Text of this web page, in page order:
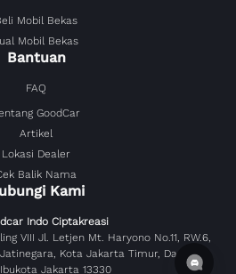
Mobil Bekas
Mobil Bekas
Bantuan
FAQ
GoodCar
Artikel
Lokasi Dealer
Balik Nama
Kami
Indo Ciptakreasi
VIII Jl. Letjen Mt. Haryono No.11, RW.6,
Kota Jakarta Timur, Daerah
Jakarta 13330